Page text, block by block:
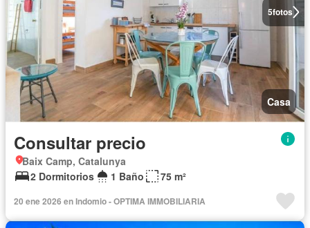
5fotos
Casa
Consultar precio
Baix Camp, Catalunya
2 Dormitorios
1 Baño 75 m²
20 ene 2026 en Indomio - OPTIMA IMMOBILIARIA